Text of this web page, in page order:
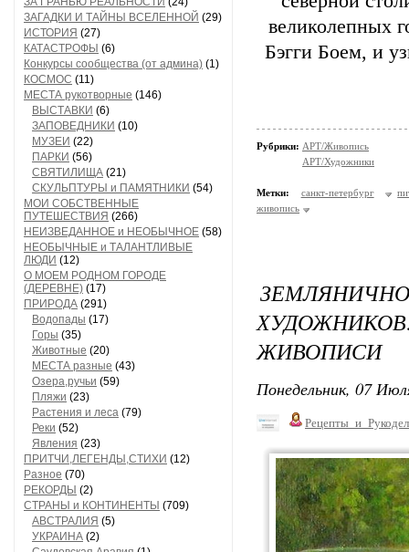
ЗАГАДКИ И ТАЙНЫ ВСЕЛЕННОЙ (29)
ИСТОРИЯ (27)
КАТАСТРОФЫ (6)
Конкурсы сообщества (от админа) (1)
КОСМОС (11)
МЕСТА рукотворные (146)
ВЫСТАВКИ (6)
ЗАПОВЕДНИКИ (10)
МУЗЕИ (22)
ПАРКИ (56)
СВЯТИЛИЩА (21)
СКУЛЬПТУРЫ и ПАМЯТНИКИ (54)
МОИ СОБСТВЕННЫЕ
ПУТЕШЕСТВИЯ (266)
НЕИЗВЕДАННОЕ и НЕОБЫЧНОЕ (58)
НЕОБЫЧНЫЕ и ТАЛАНТЛИВЫЕ
ЛЮДИ (12)
О МОЕМ РОДНОМ ГОРОДЕ
(ДЕРЕВНЕ) (17)
ПРИРОДА (291)
Водопады (17)
Горы (35)
Животные (20)
МЕСТА разные (43)
Озера,ручьи (59)
Пляжи (23)
Растения и леса (79)
Реки (52)
Явления (23)
ПРИТЧИ,ЛЕГЕНДЫ,СТИХИ (12)
Разное (70)
РЕКОРДЫ (2)
СТРАНЫ и КОНТИНЕНТЫ (709)
АВСТРАЛИЯ (5)
УКРАИНА (2)
великолепных
Бэгги Боем, и
Рубрики: АРТ/Живопись
АРТ/Художники
Метки: санкт-петербург
живопись
ЖИВОПИСИ
Понедельник, 07